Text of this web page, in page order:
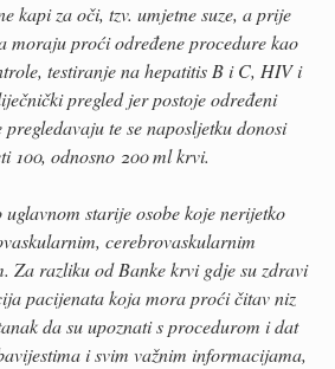
kapi za oči, tzv. umjetne suze, a prije
moraju proći određene procedure kao
testiranje na hepatitis B i C, HIV i
pregled jer postoje određeni
te se naposljetku donosi
100, odnosno 200 ml krvi.
starije osobe koje nerijetko
cerebrovaskularnim
Za razliku od Banke krvi gdje su zdravi
pacijenata koja mora proći čitav niz
da su upoznati s procedurom i dat
i svim važnim informacijama,